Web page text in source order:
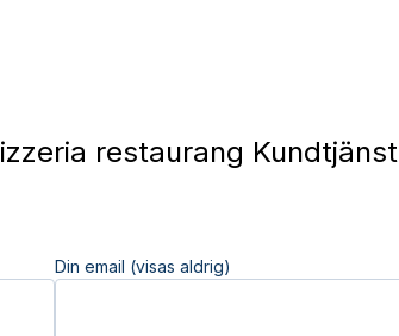
restaurang Kundtjänst
Din email (visas aldrig)